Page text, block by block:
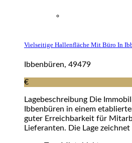
Vielseitige Hallenfläche Mit Büro In
Ibbenbüren, 49479
€
Lagebeschreibung Die
Ibbenbüren in einem
guter Erreichbarkeit für
Lieferanten. Die Lage